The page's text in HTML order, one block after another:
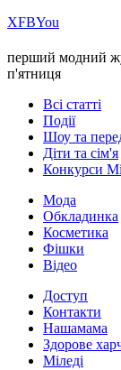
ХFBYou
перший модний
п'ятниця
Всі статті
Події
Шоу та
Діти та сім'я
Конкурси
Мода
Обкладинка
Косметика
Фішки
Відео
Доступ
Контакти
Нашамама
Здорове
Міледі